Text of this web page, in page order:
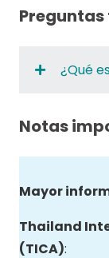
¿Qué
Notas
Mayor
Thailand
(TICA):